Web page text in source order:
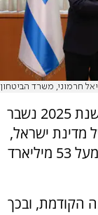
חרמוני, משרד הביטחון
משרד הביטחון הודיע היום (שלישי) כי בשנת 2025 נשבר
מדינת ישראל,
והוא עמד על 19.2 מיליארד דולר, שהם מעל 53 מיליארד
כ-30% ביחס לשנה הקודמת, ובכך